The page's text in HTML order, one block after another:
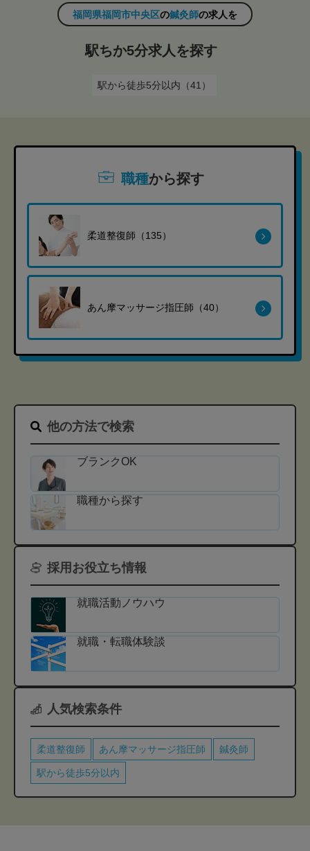
福岡県福岡市中央区の鍼灸師の求人を
駅ちか5分求人を探す
駅から徒歩5分以内（41）
職種から探す
柔道整復師（135）
あん摩マッサージ指圧師（40）
他の方法で検索
ブランクOK
職種から探す
採用お役立ち情報
就職活動ノウハウ
就職・転職体験談
人気検索条件
柔道整復師 あん摩マッサージ指圧師 鍼灸師
駅から徒歩5分以内